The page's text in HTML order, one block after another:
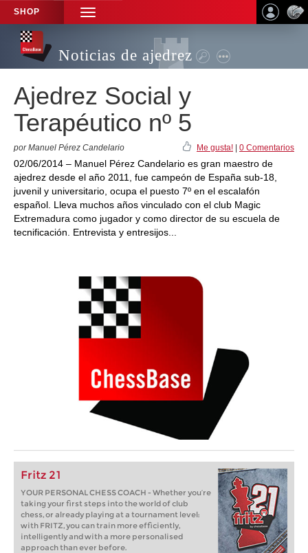
SHOP
TOGGLE
NAVIGATION
Noticias de ajedrez
Ajedrez Social y
Terapéutico nº 5
por Manuel Pérez Candelario Me gusta! 0 Comentarios
02/06/2014 – Manuel Pérez Candelario es gran maestro de
ajedrez desde el año 2011, fue campeón de España sub-18,
juvenil y universitario, ocupa el puesto 7º en el escalafón
español. Lleva muchos años vinculado con el club Magic
Extremadura como jugador y como director de su escuela de
tecnificación. Entrevista y entresijos...
Fritz 21
YOUR PERSONAL CHESS COACH - Whether you’re
taking your first steps into the world of club
chess, or already playing at a tournament level:
with FRITZ, you can train more efficiently,
intelligently and with a more personalised
approach than ever before.